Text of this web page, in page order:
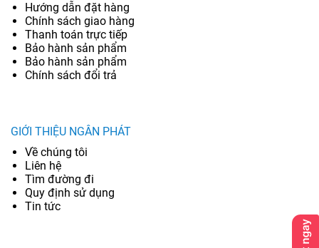
Hướng dẫn đặt hàng
Chính sách giao hàng
Thanh toán trực tiếp
Bảo hành sản phẩm
Bảo hành sản phẩm
Chính sách đổi trả
GIỚI THIỆU NGÂN PHÁT
Về chúng tôi
Liên hệ
Tìm đường đi
Quy định sử dụng
Tin tức